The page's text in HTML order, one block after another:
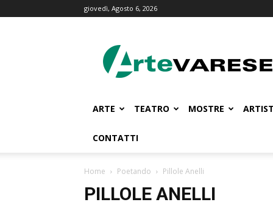
giovedì, Agosto 6, 2026
ARTE TEATRO MOSTRE
CONTATTI
Home Poetando Pillole Anelli
PILLOLE ANELLI